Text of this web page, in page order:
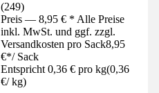
(249)
Preis — 8,95 € * Alle Preise
inkl. MwSt. und ggf. zzgl.
Versandkosten pro Sack8,95
€*/ Sack
Entspricht 0,36 € pro kg(0,36
€/ kg)